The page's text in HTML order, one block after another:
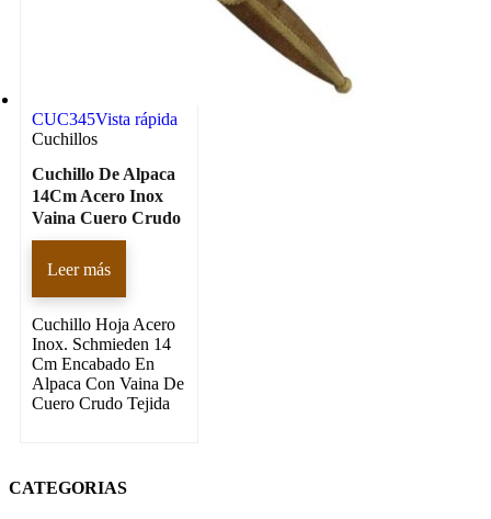
CUC345Vista rápida
Cuchillos
Cuchillo De Alpaca
14Cm Acero Inox
Vaina Cuero Crudo
Leer más
Cuchillo Hoja Acero
Inox. Schmieden 14
Cm Encabado En
Alpaca Con Vaina De
Cuero Crudo Tejida
CATEGORIAS